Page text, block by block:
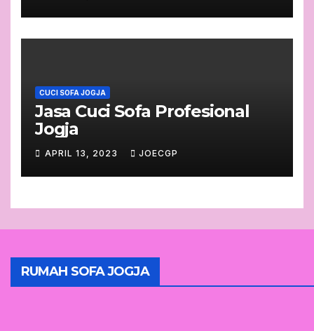
CUCI SOFA JOGJA
Jasa Cuci Sofa Profesional
Jogja
APRIL 13, 2023 JOECGP
RUMAH SOFA JOGJA